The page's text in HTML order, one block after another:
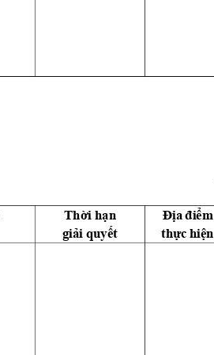
Thời hạn
giải quyết
Địa điểm
thực hiện